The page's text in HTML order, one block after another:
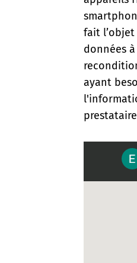
fait
données
ayant